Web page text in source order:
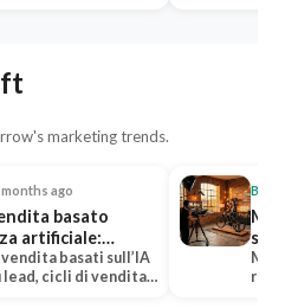
marketing trends.
months ago
basato
artificiale:
e confronto
basati sull’IA
cicli di vendita
Meta
su
Meta